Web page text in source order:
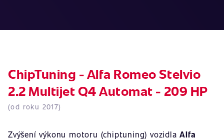
ChipTuning - Alfa Romeo Stelvio
2.2 Multijet Q4 Automat - 209 HP
(od roku 2017)
Zvýšení výkonu motoru (chiptuning) vozidlaAlfa